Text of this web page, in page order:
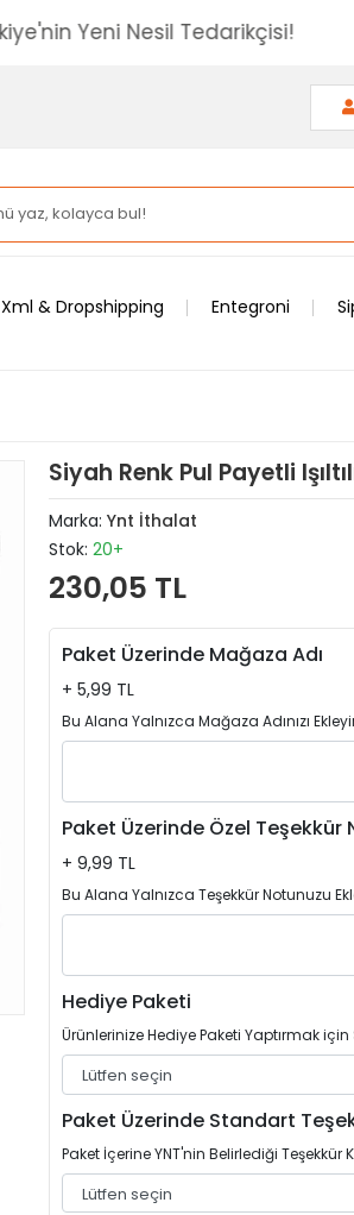
Türkiye'nin Yeni Nesil Tedarikçisi!
Xml & Dropshipping Entegroni
Siyah Renk Pul Payetli
Marka: Ynt İthalat
Stok: 20+
230,05 TL
Paket Üzerinde Mağaza Adı
+ 5,99 TL
Bu Alana Yalnızca Mağaza Adınızı
Paket Üzerinde Özel Teşekkür
+ 9,99 TL
Bu Alana Yalnızca Teşekkür Notunuzu
Hediye Paketi
Ürünlerinize Hediye Paketi Yaptırmak
Paket Üzerinde Standart
Paket İçerine YNT'nin Belirlediği Teşekkür